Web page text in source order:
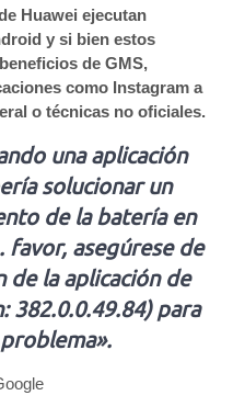
Huawei ejecutan
y si bien estos
de GMS,
como Instagram a
o técnicas no oficiales.
una aplicación
solucionar un
de la batería en
asegúrese de
de la aplicación de
382.0.0.49.84) para